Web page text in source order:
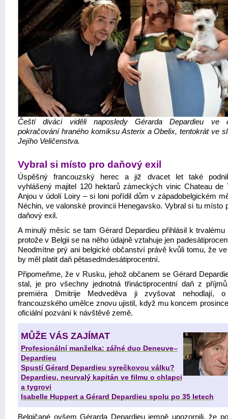
Čeští diváci viděli naposledy Gérarda Depardieu ve
pokračování hraného komiksu Asterix a Obelix, tentokrát ve
Jejího Veličenstva.
Vybral si místo pro daňový exil
Úspěšný francouzský herec a již dvacet let také
vyhlášený majitel 120 hektarů zámeckých vinic Chateau de
Anjou v údolí Loiry – si loni pořídil dům v západobelgickém
Néchin, ve valonské provincii Henegavsko. Vybral si tu místo
daňový exil.
A minulý měsíc se tam Gérard Depardieu přihlásil k trvalému
protože v Belgii se na něho údajně vztahuje jen
Neodmítne prý ani belgické občanství právě kvůli tomu, že
by měl platit daň pětasedmdesátiprocentní.
Připomeňme, že v Rusku, jehož občanem se Gérard
stal, je pro všechny jednotná třináctiprocentní daň z
premiéra Dmitrije Medveděva ji zvyšovat nehodlají,
francouzského umělce znovu ujistil, když mu koncem
oficiální pozvání k návštěvě země.
MŮŽE VÁS ZAJÍMAT
Profesionální manželka: zářné duo Deneuve–
Depardieu
Spustí Gérard Depardieu syrečkovou válku?
Depardieu, neurvalý kapitán ve filmu o chlapci
a tygrovi
Isabelle Huppert a Gérard Depardieu spolu po 35 letech
Belgičané ovšem Gérarda Depardieu jemně upozornili, že